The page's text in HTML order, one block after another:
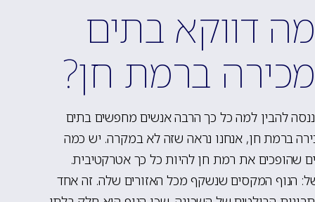
דווקא בתים
ברמת חן?
להבין למה כל כך הרבה אנשים מחפשים בתים
ברמת חן, אנחנו נראה שזה לא במקרה. יש כמה
שהופכים את רמת חן להיות כל כך אטרקטיבית.
הנוף המקסים שנשקף מכל האזורים שלה. זה אחד